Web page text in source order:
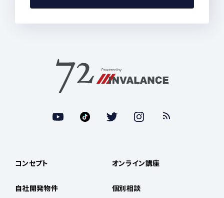
コンセプト
自社開発物件
オンライン講座
個別相談